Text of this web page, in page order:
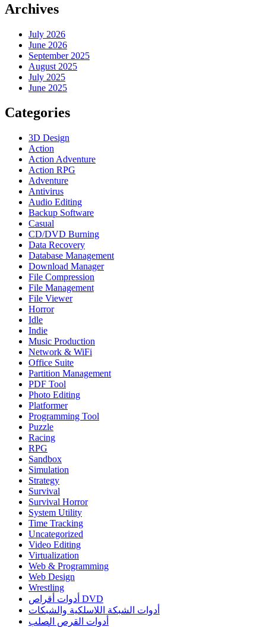
Archives
July 2026
June 2026
September 2025
August 2025
July 2025
June 2025
Categories
3D Design
Action
Action Adventure
Action RPG
Adventure
Antivirus
Audio Editing
Backup Software
Casual
CD/DVD Burning
Data Recovery
Database Management
Download Manager
File Compression
File Management
File Viewer
Horror
Idle
Indie
Music Production
Network & WiFi
Office Suite
Partition Management
PDF Tool
Photo Editing
Platformer
Programming Tool
Puzzle
Racing
RPG
Sandbox
Simulation
Strategy
Survival
Survival Horror
System Utility
Time Tracking
Uncategorized
Video Editing
Virtualization
Web & Programming
Web Design
Wrestling
أدوات أقراص DVD
أدوات الشبكة اللاسلكية والشبكات
أدوات القرص الصلب